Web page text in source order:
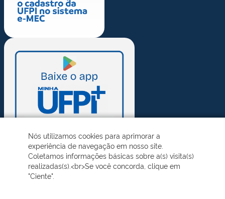
Nós utilizamos cookies para aprimorar a
experiência de navegação em nosso site.
Coletamos informações básicas sobre a(s) visita(s)
realizadas(s).<br>Se você concorda, clique em
"Ciente".